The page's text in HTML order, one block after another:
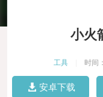
小火
工具 时间
安卓下载